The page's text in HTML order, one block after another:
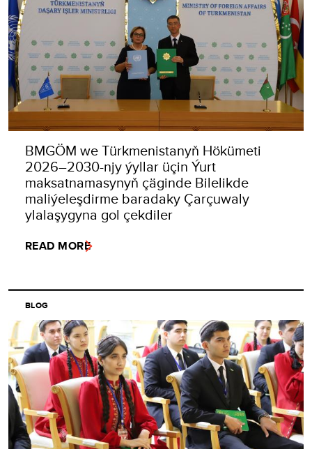
BMGÖM we Türkmenistanyň Hökümeti
2026–2030-njy ýyllar üçin Ýurt
maksatnamasynyň çäginde Bilelikde
maliýeleşdirme baradaky Çarçuwaly
ylalaşygyna gol çekdiler
READ MORE
BLOG